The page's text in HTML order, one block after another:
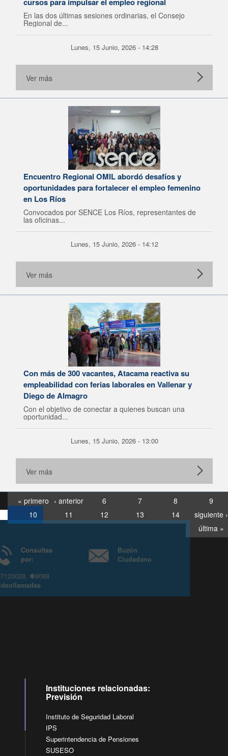
En las dos últimas sesiones ordinarias, el Consejo
Regional de...
Lunes, 15 Junio, 2026 - 14:28
Ver más
Encuentro Regional OMIL abordó desafíos y
oportunidades para fortalecer el empleo femenino
en Los Ríos
Convocados por SENCE Los Ríos, representantes de
las oficinas...
Lunes, 15 Junio, 2026 - 14:12
Ver más
Con más de 300 vacantes, Atacama reactiva su
empleabilidad con ferias laborales en Vallenar y
Diego de Almagro
Con el objetivo de conectar a quienes buscan una
oportunidad...
Lunes, 15 Junio, 2026 - 13:00
Ver más
« primero ‹ anterior 6 7 8
9
10
11 12 13 14
siguiente ›
última »
6007120028, ✽8088
yVideollamadas
Instituciones relacionadas:
Previsión
Instituto de Seguridad Laboral
IPS
Superintendencia de Pensiones
SUSESO